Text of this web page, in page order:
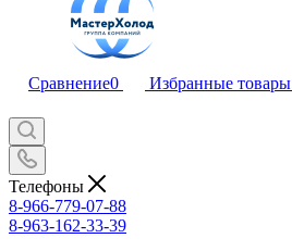
Сравнение0 Избранные товары
Телефоны
8-966-779-07-88
8-963-162-33-39